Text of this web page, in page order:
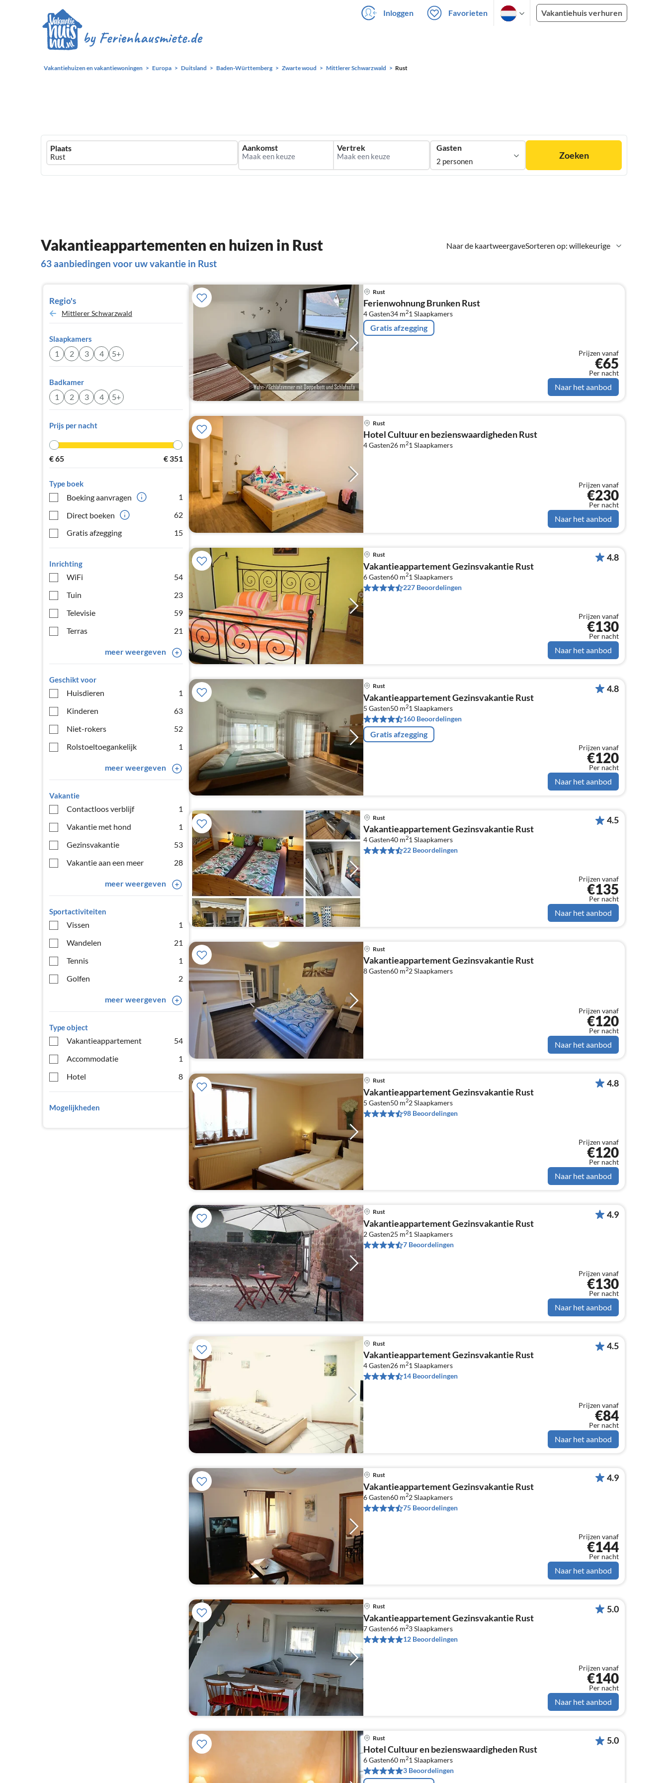
Inloggen Favorieten Vakantiehuis verhuren
Vakantiehuizen en vakantiewoningen Europa Duitsland Baden-Württemberg Zwarte woud Mittlerer Schwarzwald Rust
Ferienhausmiete
logo
Plaats Aankomst Vertrek Gasten
2 personen
Zoeken
Naar de kaartweergaveSorteren op: willekeurige
Vakantieappartementen en huizen in Rust
63 aanbiedingen voor uw vakantie in Rust
Regio's
Mittlerer Schwarzwald
Slaapkamers
1 2 3 4 5+
Badkamer
1 2 3 4 5+
Prijs per nacht
€65 € 351
Type boek
Boeking aanvragen
1
Direct boeken
62
Gratis afzegging
15
Inrichting
WiFi
54
Tuin
23
Televisie
59
Terras
21
meer weergeven
Geschikt voor
Huisdieren
1
Kinderen
63
Niet-rokers
52
Rolstoeltoegankelijk
1
meer weergeven
Vakantie
Contactloos verblijf
1
Vakantie met hond
1
Gezinsvakantie
53
Vakantie aan een meer
28
meer weergeven
Sportactiviteiten
Vissen
1
Wandelen
21
Tennis
1
Golfen
2
meer weergeven
Type object
Vakantieappartement
54
Accommodatie
1
Hotel
8
Mogelijkheden
Rust
Ferienwohnung Brunken Rust
4 Gasten34 m21 Slaapkamers
Gratis afzegging
Prijzen vanaf
€65
Per nacht
Naar het aanbod
Rust
Hotel Cultuur en bezienswaardigheden Rust
4 Gasten26 m21 Slaapkamers
Prijzen vanaf
€230
Per nacht
Naar het aanbod
Rust
Vakantieappartement Gezinsvakantie Rust
6 Gasten60 m21 Slaapkamers
227 Beoordelingen
4.8
Prijzen vanaf
€130
Per nacht
Naar het aanbod
Rust
Vakantieappartement Gezinsvakantie Rust
5 Gasten50 m21 Slaapkamers
160 Beoordelingen
Gratis afzegging
4.8
Prijzen vanaf
€120
Per nacht
Naar het aanbod
Rust
Vakantieappartement Gezinsvakantie Rust
4 Gasten40 m21 Slaapkamers
22 Beoordelingen
4.5
Prijzen vanaf
€135
Per nacht
Naar het aanbod
Rust
Vakantieappartement Gezinsvakantie Rust
8 Gasten60 m22Slaapkamers
Prijzen vanaf
€120
Per nacht
Naar het aanbod
Rust
Vakantieappartement Gezinsvakantie Rust
5 Gasten50 m22Slaapkamers
98 Beoordelingen
4.8
Prijzen vanaf
€120
Per nacht
Naar het aanbod
Rust
Vakantieappartement Gezinsvakantie Rust
2 Gasten25 m21 Slaapkamers
7 Beoordelingen
4.9
Prijzen vanaf
€130
Per nacht
Naar het aanbod
Rust
Vakantieappartement Gezinsvakantie Rust
4 Gasten26 m21 Slaapkamers
14 Beoordelingen
4.5
Prijzen vanaf
€84
Per nacht
Naar het aanbod
Rust
Vakantieappartement Gezinsvakantie Rust
6 Gasten60 m22Slaapkamers
75 Beoordelingen
4.9
Prijzen vanaf
€144
Per nacht
Naar het aanbod
Rust
Vakantieappartement Gezinsvakantie Rust
7 Gasten66 m23Slaapkamers
12 Beoordelingen
5.0
Prijzen vanaf
€140
Per nacht
Naar het aanbod
Rust
Hotel Cultuur en bezienswaardigheden Rust
6 Gasten60 m21 Slaapkamers
3 Beoordelingen
5.0